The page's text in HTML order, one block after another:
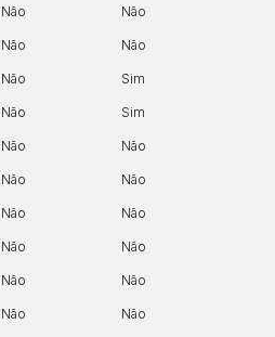
Não Não
Não Não
Não Sim
Não Sim
Não Não
Não Não
Não Não
Não Não
Não Não
Não Não